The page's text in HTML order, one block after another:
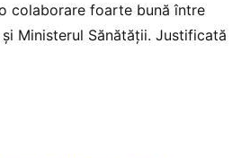
colaborare foarte bună între
Ministerul Sănătății. Justificată